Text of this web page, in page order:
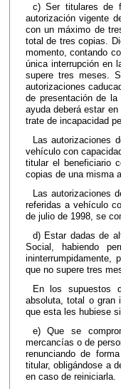
c) Ser titulares de
autorización vigente
con un máximo de
total de tres copias.
momento, contando
única interrupción en
supere tres meses.
autorizaciones
de presentación de
ayuda deberá estar
trate de incapacidad
Las autorizaciones
vehículo con
titular el beneficiario
copias de una misma
Las autorizaciones
referidas a vehículo
de julio de 1998, se
d) Estar dadas de
Social, habiendo
ininterrumpidamente,
que no supere tres
En los supuestos
absoluta, total o gran
que esta les hubiese
e) Que se
mercancías o de
renunciando de
titular, obligándose a
en caso de reiniciarla.